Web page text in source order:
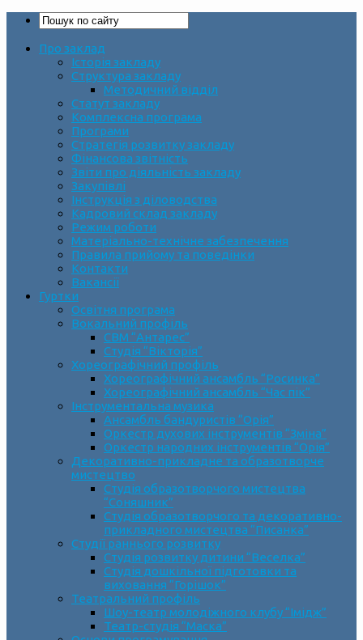
Про заклад
Історія закладу
Структура закладу
Методичний відділ
Статут закладу
Комплексна програма
Програми
Стратегія розвитку закладу
Фінансова звітність
Звіти про діяльність закладу
Закупівлі
Інструкція з діловодства
Кадровий склад закладу
Режим роботи
Матеріально-технічне забезпечення
Правила прийому та поведінки
Контакти
Вакансії
Гуртки
Освітня програма
Вокальний профіль
СВМ “Антарес”
Студія “Вікторія”
Хореографічний профіль
Хореографічний ансамбль “Росинка”
Хореографічний ансамбль “Час пік”
Інструментальна музика
Ансамбль бандуристів “Орія”
Оркестр духових інструментів “Зміна”
Оркестр народних інструментів “Орія”
Декоративно-прикладне та образотворче
мистецтво
Cтудія образотворчого мистецтва
“Соняшник”
Студія образотворчого та декоративно-
прикладного мистецтва “Писанка”
Студії раннього розвитку
Студія розвитку дитини “Веселка”
Студія дошкільної підготовки та
виховання “Горішок”
Театральний профіль
Шоу-театр молодіжного клубу “Імідж”
Театр-студія “Маска”